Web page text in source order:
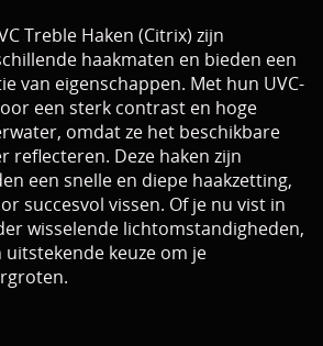
Treble Haken (Citrix) zijn
haakmaten en bieden een
van eigenschappen. Met hun UVC-
een sterk contrast en hoge
omdat ze het beschikbare
reflecteren. Deze haken zijn
een snelle en diepe haakzetting,
succesvol vissen. Of je nu vist in
wisselende lichtomstandigheden,
uitstekende keuze om je